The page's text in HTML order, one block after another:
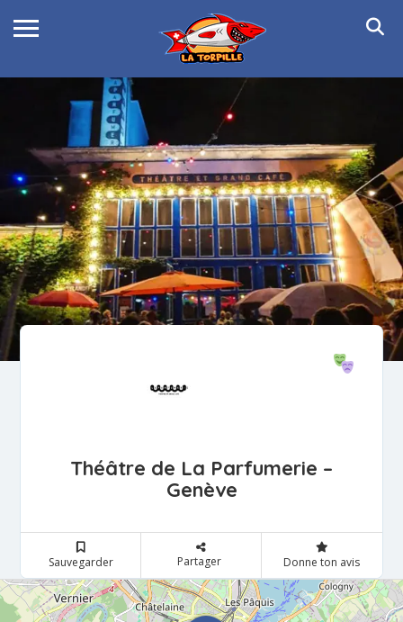
Théâtre de La Parfumerie –
Genève
Sauvegarder Partager Donne ton avis